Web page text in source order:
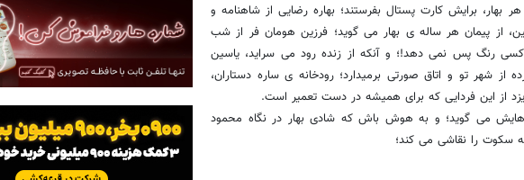
بهار، برایش کارت پستال بفرستند؛ بهاره رضایی از شاهنامه و
از پیمان هر ساله ی بهار می گوید؛ فرزین هومان فر از شب
رنگ پس نمی دهد!؛ و آنکه از زنده رود می سراید، یاسین
شهر تو و اتاق صورتی برمیدارد؛ رودخانه ی ساره دستاران،
از این فردایی که برای همیشه در دست تعمیر است.
می گوید؛ و به هوش باش که شادی بهار در نگاه محمود
را نقاشی می کند؛